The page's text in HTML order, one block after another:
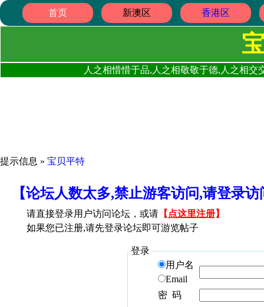
首页 新澳区 香港区
人之相惜惜于品,人之相敬敬于德,人之相
提示信息 » 宝贝平特
【论坛人数太多,禁止游客访问,请登录
请直接登录用户访问论坛，或请 【 点这里注册】
如果您已注册,请先登录论坛即可游览帖子
登录
用户名
Email
密 码